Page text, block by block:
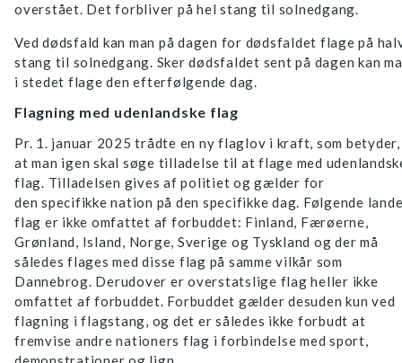
overstået. Det forbliver på hel stang til solnedgang.
Ved dødsfald kan man på dagen for dødsfaldet flage på
stang til solnedgang. Sker dødsfaldet sent på dagen kan
i stedet flage den efterfølgende dag.
Flagning med udenlandske flag
Pr. 1. januar 2025 trådte en ny flaglov i kraft, som betyder,
at man igen skal søge tilladelse til at flage med
flag. Tilladelsen gives af politiet og gælder for
den specifikke nation på den specifikke dag. Følgende
flag er ikke omfattet af forbuddet: Finland, Færøerne,
Grønland, Island, Norge, Sverige og Tyskland og der må
således flages med disse flag på samme vilkår som
Dannebrog. Derudover er overstatslige flag heller ikke
omfattet af forbuddet. Forbuddet gælder desuden kun ved
flagning i flagstang, og det er således ikke forbudt at
fremvise andre nationers flag i forbindelse med sport,